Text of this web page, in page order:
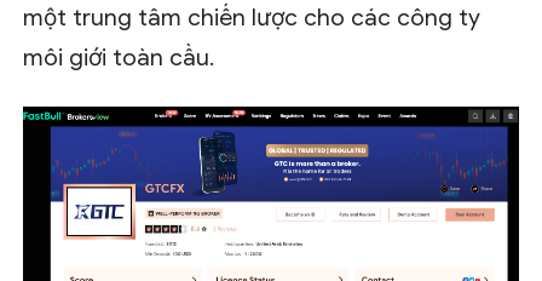
một trung tâm chiến lược cho các công ty
môi giới toàn cầu.